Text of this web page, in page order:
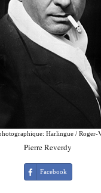
Harlingue / Roger-
Pierre Reverdy
Facebook